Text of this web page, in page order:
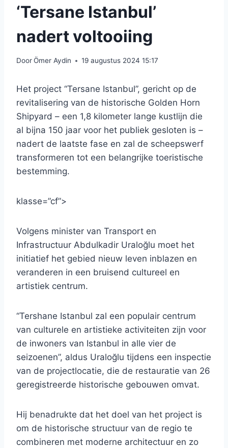
‘Tersane Istanbul’
nadert voltooiing
DoorÖmer Aydin 19 augustus 2024 15:17
Het project “Tersane Istanbul”, gericht op de
revitalisering van de historische Golden Horn
Shipyard – een 1,8 kilometer lange kustlijn die
al bijna 150 jaar voor het publiek gesloten is –
nadert de laatste fase en zal de scheepswerf
transformeren tot een belangrijke toeristische
bestemming.
klasse=”cf”>
Volgens minister van Transport en
Infrastructuur Abdulkadir Uraloğlu moet het
initiatief het gebied nieuw leven inblazen en
veranderen in een bruisend cultureel en
artistiek centrum.
“Tershane Istanbul zal een populair centrum
van culturele en artistieke activiteiten zijn voor
de inwoners van Istanbul in alle vier de
seizoenen”, aldus Uraloğlu tijdens een inspectie
van de projectlocatie, die de restauratie van 26
geregistreerde historische gebouwen omvat.
Hij benadrukte dat het doel van het project is
om de historische structuur van de regio te
combineren met moderne architectuur en zo